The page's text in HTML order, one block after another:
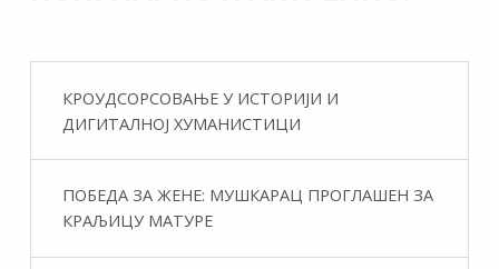
КРОУДСОРСОВАЊЕ У ИСТОРИЈИ И
ДИГИТАЛНОЈ ХУМАНИСТИЦИ
ПОБЕДА ЗА ЖЕНЕ: МУШКАРАЦ ПРОГЛАШЕН ЗА
КРАЉИЦУ МАТУРЕ